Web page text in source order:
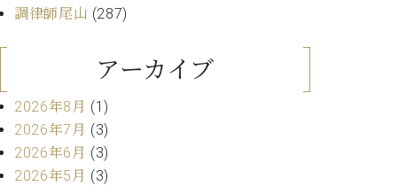
調律師尾山 (287)
アーカイブ
2026年8月 (1)
2026年7月 (3)
2026年6月 (3)
2026年5月 (3)